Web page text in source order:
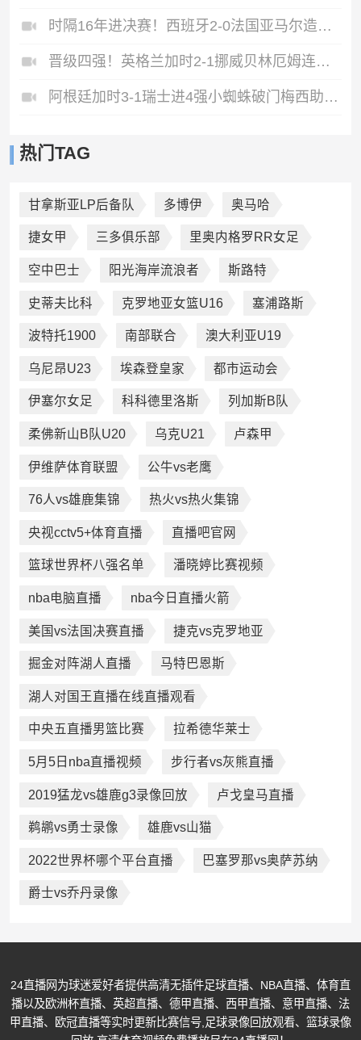
时隔16年进决赛！西班牙2-0法国亚马尔造点奥亚萨瓦尔、波罗破门
晋级四强！英格兰加时2-1挪威贝林厄姆连场双响谢尔德鲁普破门
阿根廷加时3-1瑞士进4强小蜘蛛破门梅西助攻麦卡恩博洛假摔染红
热门TAG
甘拿斯亚LP后备队 多博伊 奥马哈
捷女甲 三多俱乐部 里奥内格罗RR女足
空中巴士 阳光海岸流浪者 斯路特
史蒂夫比科 克罗地亚女篮U16 塞浦路斯
波特托1900 南部联合 澳大利亚U19
乌尼昂U23 埃森登皇家 都市运动会
伊塞尔女足 科科德里洛斯 列加斯B队
柔佛新山B队U20 乌克U21 卢森甲
伊维萨体育联盟 公牛vs老鹰
76人vs雄鹿集锦 热火vs热火集锦
央视cctv5+体育直播 直播吧官网
篮球世界杯八强名单 潘晓婷比赛视频
nba电脑直播 nba今日直播火箭
美国vs法国决赛直播 捷克vs克罗地亚
掘金对阵湖人直播 马特巴恩斯
湖人对国王直播在线直播观看
中央五直播男篮比赛 拉希德华莱士
5月5日nba直播视频 步行者vs灰熊直播
2019猛龙vs雄鹿g3录像回放 卢戈皇马直播
鹈鹕vs勇士录像 雄鹿vs山猫
2022世界杯哪个平台直播 巴塞罗那vs奥萨苏纳
爵士vs乔丹录像
24直播网为球迷爱好者提供高清无插件足球直播、NBA直播、体育直
播以及欧洲杯直播、英超直播、德甲直播、西甲直播、意甲直播、法
甲直播、欧冠直播等实时更新比赛信号,足球录像回放观看、篮球录像